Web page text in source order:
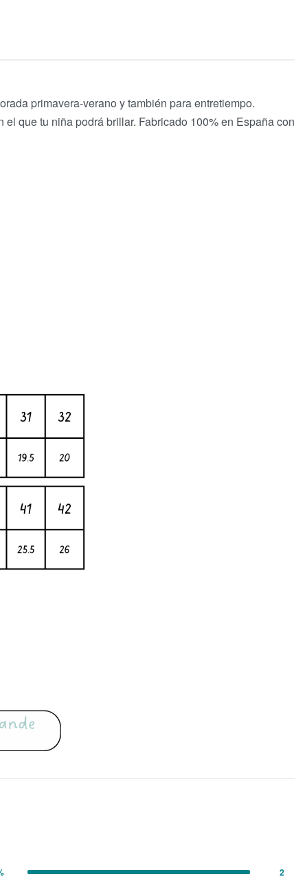
primavera-verano y también para entretiempo.
que tu niña podrá brillar. Fabricado 100% en España con
2